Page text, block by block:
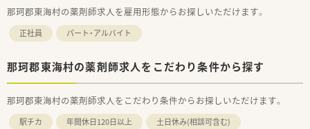
那珂郡東海村の薬剤師求人を雇用形態からお探しいただけます。
正社員 パート・アルバイト
那珂郡東海村の薬剤師求人をこだわり条件から探す
那珂郡東海村の薬剤師求人をこだわり条件からお探しいただけます。
駅チカ 年間休日120日以上
土日休み(相談可含む)